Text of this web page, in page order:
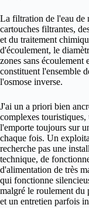
La filtration de l'eau de
cartouches filtrantes,
et du traitement
d'écoulement, le
zones sans
constituent l'ensemble
l'osmose inverse.
J'ai un a priori bien
complexes
l'emporte toujours sur
chaque fois. Un
recherche pas une
technique, de
d'alimentation de très
qui fonctionne
malgré le roulement du
et un entretien parfois